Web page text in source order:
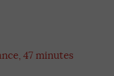
47 minutes